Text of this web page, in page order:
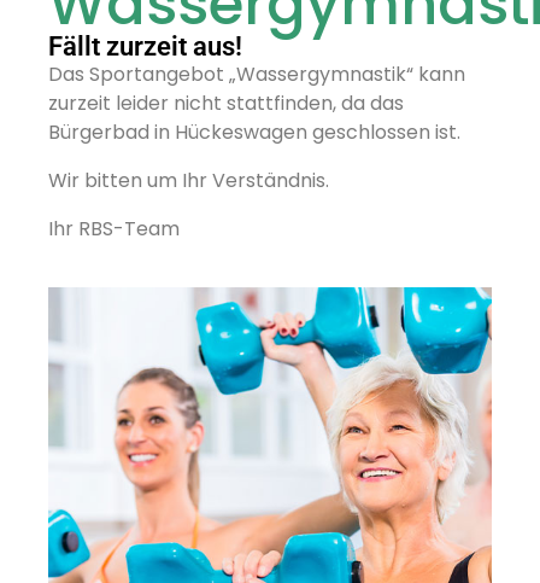
Fällt zurzeit aus!
Das Sportangebot „Wassergymnastik“ kann
zurzeit leider nicht stattfinden, da das
Bürgerbad in Hückeswagen geschlossen ist.
Wir bitten um Ihr Verständnis.
Ihr RBS-Team